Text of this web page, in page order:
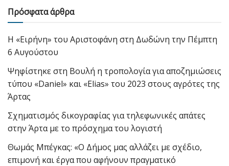
Πρόσφατα άρθρα
Η «Ειρήνη» του Αριστοφάνη στη Δωδώνη την Πέμπτη
6 Αυγούστου
Ψηφίστηκε στη Βουλή η τροπολογία για αποζημιώσεις
τύπου «Daniel» και «Elias» του 2023 στους αγρότες της
Άρτας
Σχηματισμός δικογραφίας για τηλεφωνικές απάτες
στην Άρτα με το πρόσχημα του λογιστή
Θωμάς Μπέγκας: «Ο Δήμος μας αλλάζει με σχέδιο,
επιμονή και έργα που αφήνουν πραγματικό